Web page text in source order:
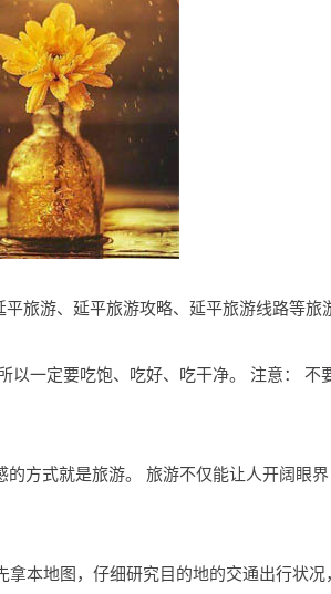
旅游、延平旅游攻略、延平旅游线路等旅
一定要吃饱、吃好、吃干净。 注意： 不
方式就是旅游。 旅游不仅能让人开阔眼
本地图，仔细研究目的地的交通出行状